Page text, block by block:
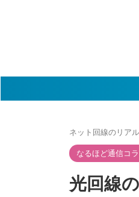
ネット回線のリアル
なるほど通信コ
光回線